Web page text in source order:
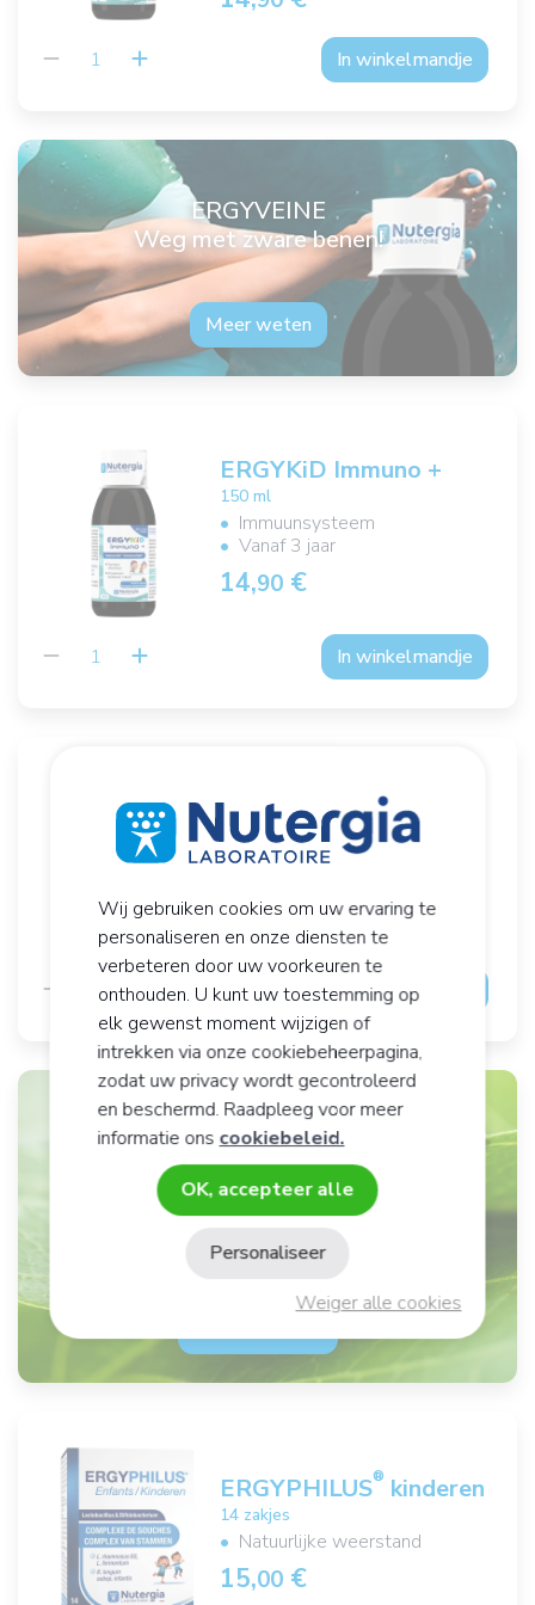
In winkelmandje
ERGYVEINE
Weg met zware benen!
Meer weten
ERGYKiD Immuno +
150 ml
Immuunsysteem
Vanaf 3 jaar
14,90 €
In winkelmandje
ERGYKiD Harmony
150 ml
Welzijn van het lichaam
14,90 €
In winkelmandje
Welk product voor jou?
20 vragen voor een gepersonaliseerde advies -
product
ERGYPHILUS® kinderen
14 zakjes
Natuurlijke weerstand
15,00 €
Wij gebruiken cookies om uw ervaring te
personaliseren en onze diensten te
verbeteren door uw voorkeuren te
onthouden. U kunt uw toestemming op
elk gewenst moment wijzigen of
intrekken via onze cookiebeheerpagina,
zodat uw privacy wordt gecontroleerd
en beschermd. Raadpleeg voor meer
informatie ons cookiebeleid.
OK, accepteer alle
Weiger alle cookies
Personaliseer